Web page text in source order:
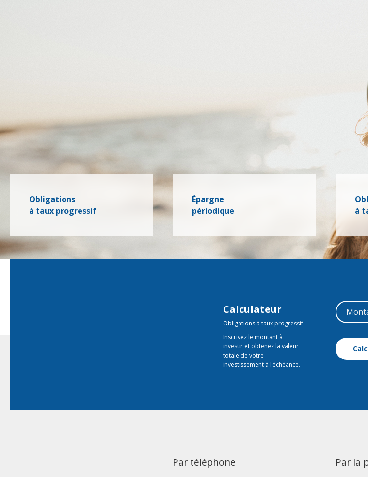
Obligations
à taux progressif
Épargne
périodique
à
Calculateur
Obligations à taux progressif
Inscrivez le montant à
investir et obtenez la valeur
totale de votre
investissement à l’échéance.
Par téléphone Par la